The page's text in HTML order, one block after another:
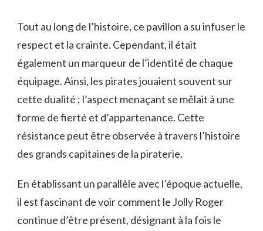
Tout au long de l’histoire, ce pavillon a su infuser le
respect et la crainte. Cependant, il était
également un marqueur de l’identité de chaque
équipage. Ainsi, les pirates jouaient souvent sur
cette dualité ; l’aspect menaçant se mêlait à une
forme de fierté et d’appartenance. Cette
résistance peut être observée à travers l’histoire
des grands capitaines de la piraterie.
En établissant un parallèle avec l’époque actuelle,
il est fascinant de voir comment le Jolly Roger
continue d’être présent, désignant à la fois le